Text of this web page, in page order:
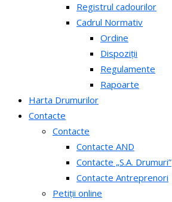
Registrul cadourilor
Cadrul Normativ
Ordine
Dispoziții
Regulamente
Rapoarte
Harta Drumurilor
Contacte
Contacte
Contacte AND
Contacte „S.A. Drumuri”
Contacte Antreprenori
Petiții online